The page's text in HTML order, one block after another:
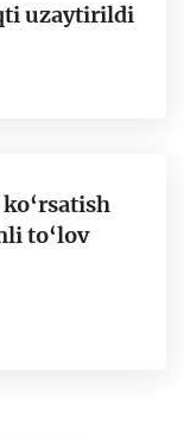
uzaytirildi
to‘lov